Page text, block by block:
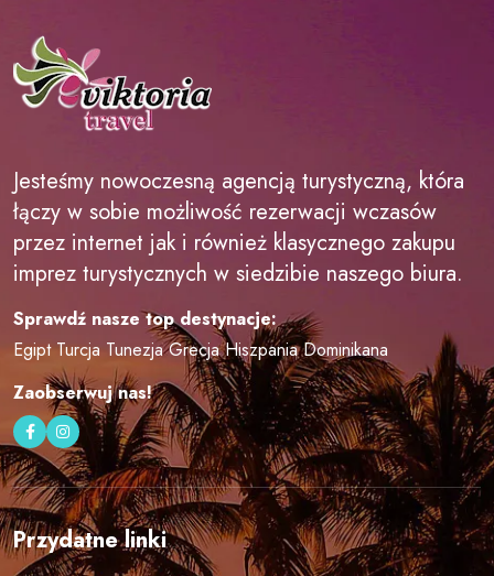
Jesteśmy nowoczesną agencją turystyczną, która
łączy w sobie możliwość rezerwacji wczasów
przez internet jak i również klasycznego zakupu
imprez turystycznych w siedzibie naszego biura.
Sprawdź nasze top destynacje:
Egipt Turcja Tunezja Grecja Hiszpania Dominikana
Zaobserwuj nas!
Przydatne linki